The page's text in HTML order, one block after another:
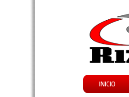
INICIO